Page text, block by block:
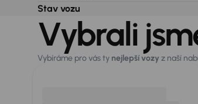
Stav vozu
Vybrali
Vybíráme pro vás ty nejlepší vozy z naší